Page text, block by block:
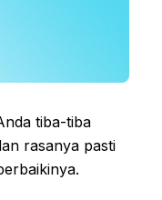
tiba-tiba
rasanya pasti